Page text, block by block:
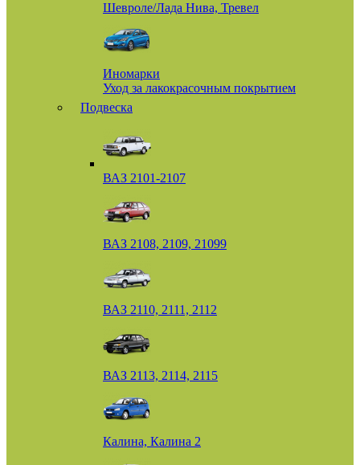
Шевроле/Лада Нива, Тревел
Иномарки
Уход за лакокрасочным покрытием
Подвеска
ВАЗ 2101-2107
ВАЗ 2108, 2109, 21099
ВАЗ 2110, 2111, 2112
ВАЗ 2113, 2114, 2115
Калина, Калина 2